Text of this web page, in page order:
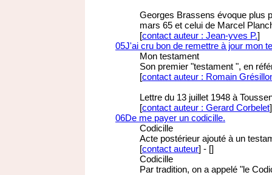
Georges Brassens évoque plus
mars 65 et celui de Marcel
[contact auteur : Jean-yves P.]
05J'ai cru bon de remettre à jour mon
Mon testament
Son premier "testament ", en
[contact auteur : Romain
Lettre du 13 juillet 1948 à
[contact auteur : Gerard Corbelet]
06De me payer un codicille.
Codicille
Acte postérieur ajouté à un
[contact auteur] - []
Codicille
Par tradition, on a appelé "le